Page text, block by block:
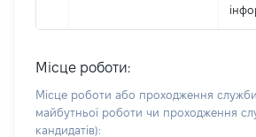
Місце роботи:
Місце роботи або проходження служби
майбутньої роботи чи проходження
кандидатів):